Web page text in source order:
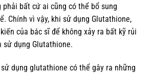
phải bất cứ ai cũng có thể bổ sung
Chính vì vậy, khi sử dụng Glutathione,
của bác sĩ để không xảy ra bất kỹ rủi
sử dụng Glutathione.
dụng glutathione có thể gây ra những